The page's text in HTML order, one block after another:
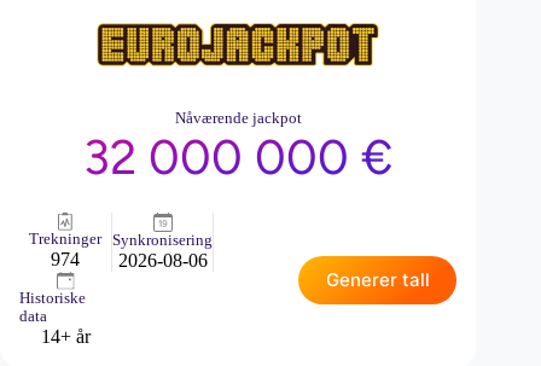
Nåværende jackpot
32 000 000 €
Trekninger
974
Synkronisering
2026-08-06
Historiske
data
14+ år
Generer tall